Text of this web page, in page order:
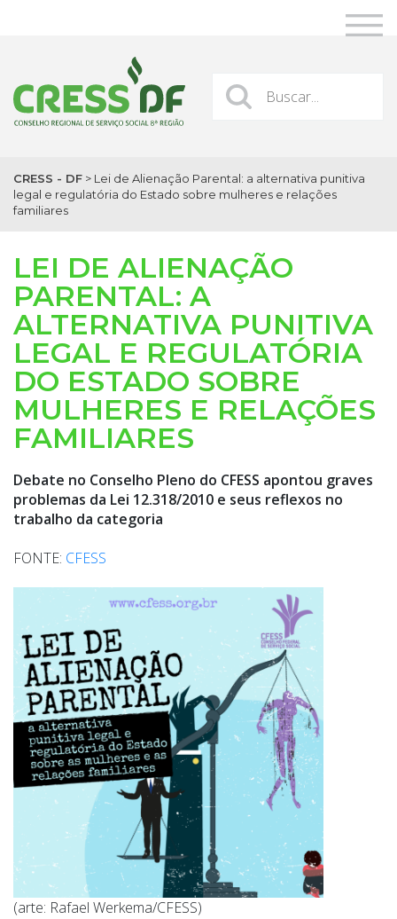
CRESS - DF > Lei de Alienação Parental: a alternativa punitiva
legal e regulatória do Estado sobre mulheres e relações
familiares
LEI DE ALIENAÇÃO
PARENTAL: A
ALTERNATIVA PUNITIVA
LEGAL E REGULATÓRIA
DO ESTADO SOBRE
MULHERES E RELAÇÕES
FAMILIARES
Debate no Conselho Pleno do CFESS apontou graves
problemas da Lei 12.318/2010 e seus reflexos no
trabalho da categoria
FONTE: CFESS
(arte: Rafael Werkema/CFESS)